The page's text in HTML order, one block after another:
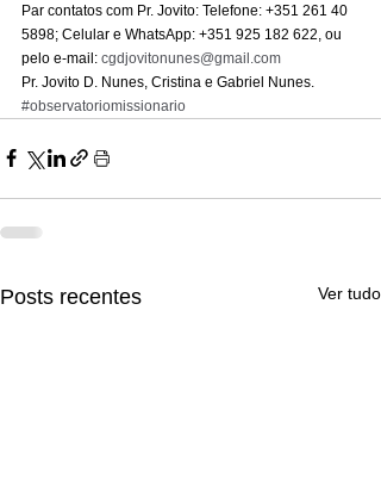
Par contatos com Pr. Jovito: Telefone: +351 261 40
5898; Celular e WhatsApp: +351 925 182 622, ou
pelo e-mail: cgdjovitonunes@gmail.com
Pr. Jovito D. Nunes, Cristina e Gabriel Nunes.
#observatoriomissionario
Posts recentes Ver tudo